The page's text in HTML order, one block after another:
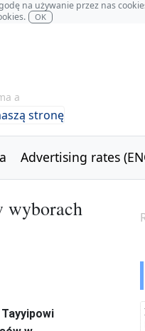
na używanie przez nas
OK
a
Advertising rates
wyborach